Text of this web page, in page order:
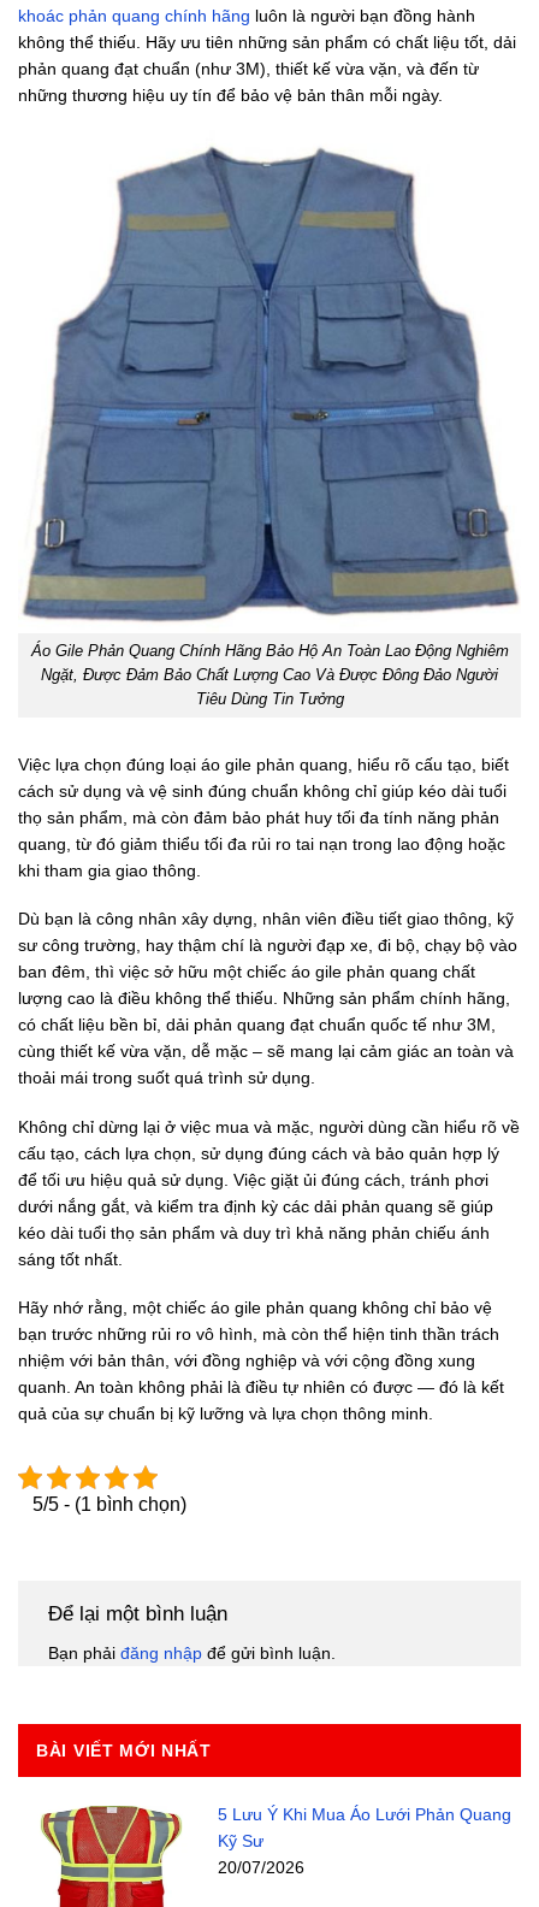
khoác phản quang chính hãng luôn là người bạn đồng hành
không thể thiếu. Hãy ưu tiên những sản phẩm có chất liệu tốt, dải
phản quang đạt chuẩn (như 3M), thiết kế vừa vặn, và đến từ
những thương hiệu uy tín để bảo vệ bản thân mỗi ngày.
Áo Gile Phản Quang Chính Hãng Bảo Hộ An Toàn Lao Động Nghiêm
Ngặt, Được Đảm Bảo Chất Lượng Cao Và Được Đông Đảo Người
Tiêu Dùng Tin Tưởng
Việc lựa chọn đúng loại áo gile phản quang, hiểu rõ cấu tạo, biết
cách sử dụng và vệ sinh đúng chuẩn không chỉ giúp kéo dài tuổi
thọ sản phẩm, mà còn đảm bảo phát huy tối đa tính năng phản
quang, từ đó giảm thiểu tối đa rủi ro tai nạn trong lao động hoặc
khi tham gia giao thông.
Dù bạn là công nhân xây dựng, nhân viên điều tiết giao thông, kỹ
sư công trường, hay thậm chí là người đạp xe, đi bộ, chạy bộ vào
ban đêm, thì việc sở hữu một chiếc áo gile phản quang chất
lượng cao là điều không thể thiếu. Những sản phẩm chính hãng,
có chất liệu bền bỉ, dải phản quang đạt chuẩn quốc tế như 3M,
cùng thiết kế vừa vặn, dễ mặc – sẽ mang lại cảm giác an toàn và
thoải mái trong suốt quá trình sử dụng.
Không chỉ dừng lại ở việc mua và mặc, người dùng cần hiểu rõ về
cấu tạo, cách lựa chọn, sử dụng đúng cách và bảo quản hợp lý
để tối ưu hiệu quả sử dụng. Việc giặt ủi đúng cách, tránh phơi
dưới nắng gắt, và kiểm tra định kỳ các dải phản quang sẽ giúp
kéo dài tuổi thọ sản phẩm và duy trì khả năng phản chiếu ánh
sáng tốt nhất.
Hãy nhớ rằng, một chiếc áo gile phản quang không chỉ bảo vệ
bạn trước những rủi ro vô hình, mà còn thể hiện tinh thần trách
nhiệm với bản thân, với đồng nghiệp và với cộng đồng xung
quanh. An toàn không phải là điều tự nhiên có được — đó là kết
quả của sự chuẩn bị kỹ lưỡng và lựa chọn thông minh.
5/5 - (1 bình chọn)
Để lại một bình luận
Bạn phải đăng nhập để gửi bình luận.
BÀI VIẾT MỚI NHẤT
5 Lưu Ý Khi Mua Áo Lưới Phản Quang
Kỹ Sư
20/07/2026